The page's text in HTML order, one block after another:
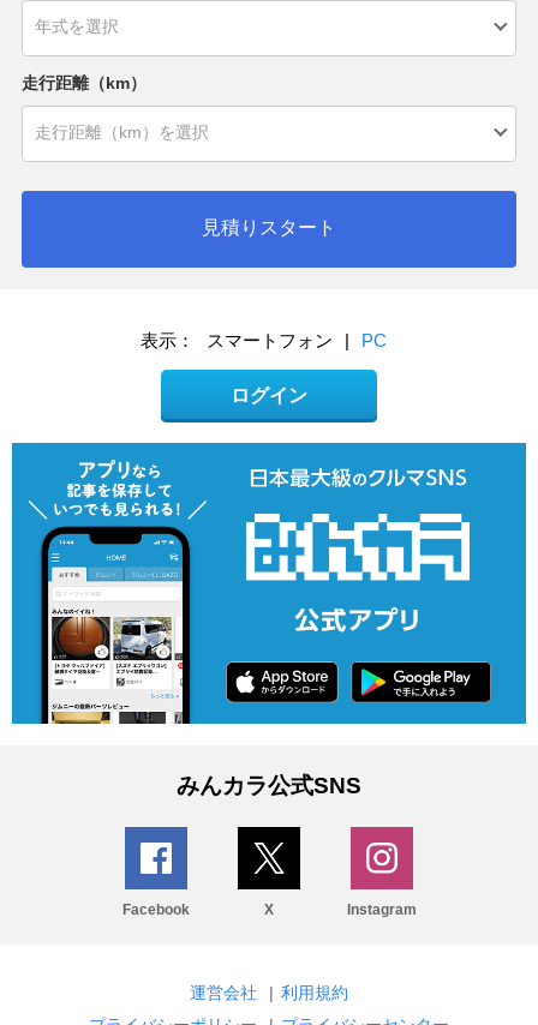
走行距離（km）
見積りスタート
表示： スマートフォン | PC
ログイン
みんカラ公式SNS
Facebook X Instagram
運営会社 | 利用規約